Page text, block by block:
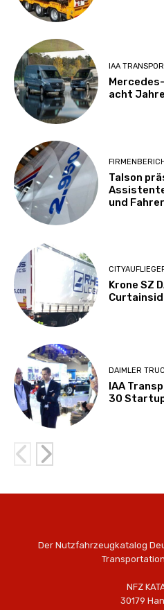
IAA
acht
Talson
und Fahrer
Krone SZ
DAIMLER
IAA
30
Der Nutzfahrzeugkatalog
NFZ
30179